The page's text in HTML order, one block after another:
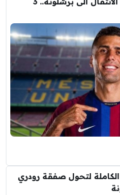
لتحول صفقة رودري